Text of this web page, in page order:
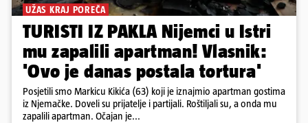
UŽAS KRAJ POREČA
TURISTI IZ PAKLA Nijemci u Istri
mu zapalili apartman! Vlasnik:
'Ovo je danas postala tortura'
Posjetili smo Markicu Kikića (63) koji je iznajmio apartman gostima
iz Njemačke. Doveli su prijatelje i partijali. Roštiljali su, a onda mu
zapalili apartman. Očajan je...